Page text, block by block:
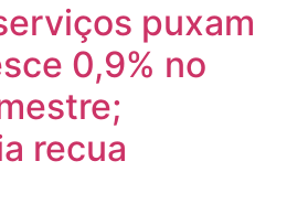
puxam
0,9% no
recua